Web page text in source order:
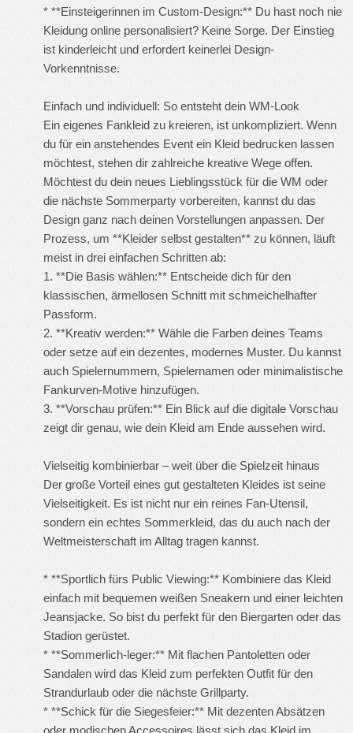
* **Einsteigerinnen im Custom-Design:** Du hast noch nie
Kleidung online personalisiert? Keine Sorge. Der Einstieg
ist kinderleicht und erfordert keinerlei Design-
Vorkenntnisse.
Einfach und individuell: So entsteht dein WM-Look
Ein eigenes Fankleid zu kreieren, ist unkompliziert. Wenn
du für ein anstehendes Event ein Kleid bedrucken lassen
möchtest, stehen dir zahlreiche kreative Wege offen.
Möchtest du dein neues Lieblingsstück für die WM oder
die nächste Sommerparty vorbereiten, kannst du das
Design ganz nach deinen Vorstellungen anpassen. Der
Prozess, um **Kleider selbst gestalten** zu können, läuft
meist in drei einfachen Schritten ab:
1. **Die Basis wählen:** Entscheide dich für den
klassischen, ärmellosen Schnitt mit schmeichelhafter
Passform.
2. **Kreativ werden:** Wähle die Farben deines Teams
oder setze auf ein dezentes, modernes Muster. Du kannst
auch Spielernummern, Spielernamen oder minimalistische
Fankurven-Motive hinzufügen.
3. **Vorschau prüfen:** Ein Blick auf die digitale Vorschau
zeigt dir genau, wie dein Kleid am Ende aussehen wird.
Vielseitig kombinierbar – weit über die Spielzeit hinaus
Der große Vorteil eines gut gestalteten Kleides ist seine
Vielseitigkeit. Es ist nicht nur ein reines Fan-Utensil,
sondern ein echtes Sommerkleid, das du auch nach der
Weltmeisterschaft im Alltag tragen kannst.
* **Sportlich fürs Public Viewing:** Kombiniere das Kleid
einfach mit bequemen weißen Sneakern und einer leichten
Jeansjacke. So bist du perfekt für den Biergarten oder das
Stadion gerüstet.
* **Sommerlich-leger:** Mit flachen Pantoletten oder
Sandalen wird das Kleid zum perfekten Outfit für den
Strandurlaub oder die nächste Grillparty.
* **Schick für die Siegesfeier:** Mit dezenten Absätzen
oder modischen Accessoires lässt sich das Kleid im